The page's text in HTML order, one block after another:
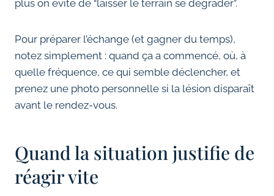
plus on évite de “laisser le terrain se dégrader”.
Pour préparer l’échange (et gagner du temps),
notez simplement : quand ça a commencé, où, à
quelle fréquence, ce qui semble déclencher, et
prenez une photo personnelle si la lésion disparaît
avant le rendez-vous.
Quand la situation justifie de
réagir vite